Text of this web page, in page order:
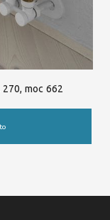
moc 662